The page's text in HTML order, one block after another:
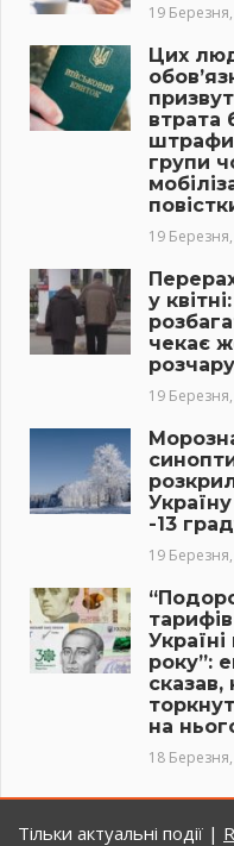
19
Цих
втрата
штрафи
групи
19
у
чекає
19
-13
19
року”:
на
18
Тільки актуальні події |